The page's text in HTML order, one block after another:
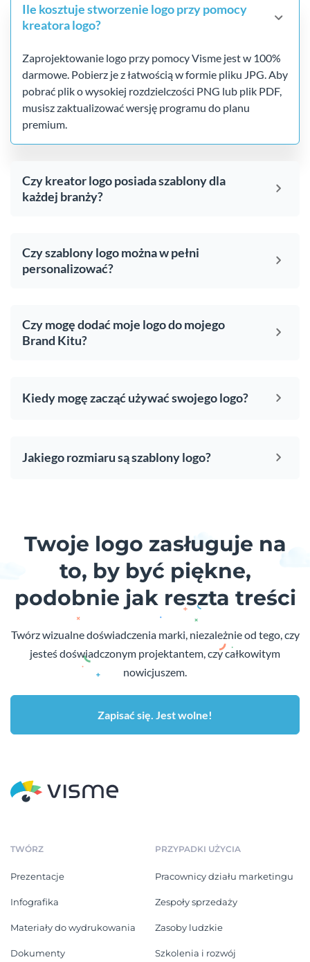
Ile kosztuje stworzenie logo przy pomocy
kreatora logo?
Zaprojektowanie logo przy pomocy Visme jest w 100%
darmowe. Pobierz je z łatwością w formie pliku JPG. Aby
pobrać plik o wysokiej rozdzielczości PNG lub plik PDF,
musisz zaktualizować wersję programu do planu
premium.
Czy kreator logo posiada szablony dla
każdej branży?
Czy szablony logo można w pełni
personalizować?
Czy mogę dodać moje logo do mojego
Brand Kitu?
Kiedy mogę zacząć używać swojego logo?
Jakiego rozmiaru są szablony logo?
Twoje logo zasługuje na
to, by być piękne,
podobnie jak reszta treści
Twórz wizualne doświadczenia marki, niezależnie od tego, czy
jesteś doświadczonym projektantem, czy całkowitym
nowicjuszem.
Zapisać się. Jest wolne!
TWÓRZ
Prezentacje
Infografika
Materiały do wydrukowania
Dokumenty
PRZYPADKI UŻYCIA
Pracownicy działu marketingu
Zespoły sprzedaży
Zasoby ludzkie
Szkolenia i rozwój